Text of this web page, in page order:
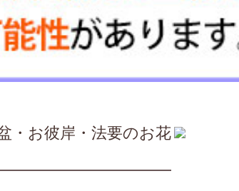
・お彼岸・法要のお花